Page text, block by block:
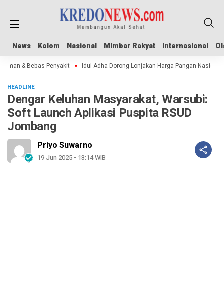
News Kolom Nasional Mimbar Rakyat Internasional
News Kolom Nasional Mimbar Rakyat Internasional
& Bebas Penyakit Idul Adha Dorong Lonjakan Harga Pangan Nasional
HEADLINE
Dengar Keluhan Masyarakat, Warsubi:
Soft Launch Aplikasi Puspita RSUD
Jombang
Priyo Suwarno
19 Jun 2025 - 13:14 WIB